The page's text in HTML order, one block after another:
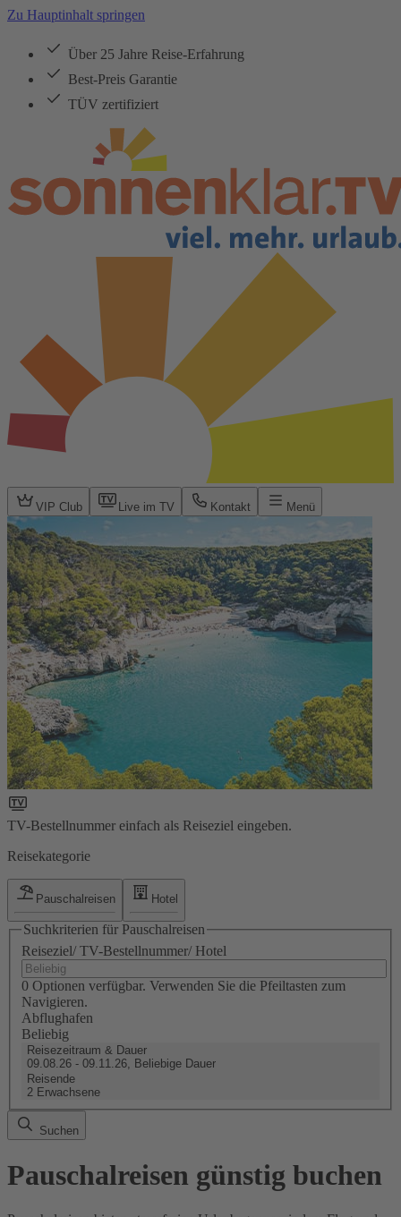
Zu Hauptinhalt springen
Über 25 Jahre Reise-Erfahrung
Best-Preis Garantie
TÜV zertifiziert
VIP Club Live im TV Kontakt Menü
TV-Bestellnummer einfach als Reiseziel eingeben.
Reisekategorie
Pauschalreisen Hotel
Suchkriterien für Pauschalreisen
Reiseziel/ TV-Bestellnummer/ Hotel
0 Optionen verfügbar. Verwenden Sie die Pfeiltasten zum
Navigieren.
Abflughafen
Beliebig
Reisezeitraum & Dauer
09.08.26 - 09.11.26, Beliebige Dauer
Reisende
2 Erwachsene
Suchen
Pauschalreisen günstig buchen